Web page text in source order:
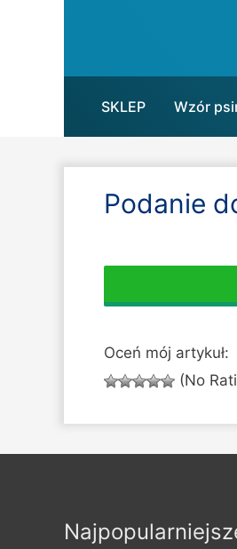
SKLEP Wzór
Podanie
Oceń mój artykuł:
(No